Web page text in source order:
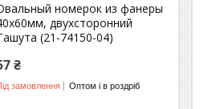
номерок из фанеры
двухсторонний
(21-74150-04)
₴
замовлення Оптом і в роздріб